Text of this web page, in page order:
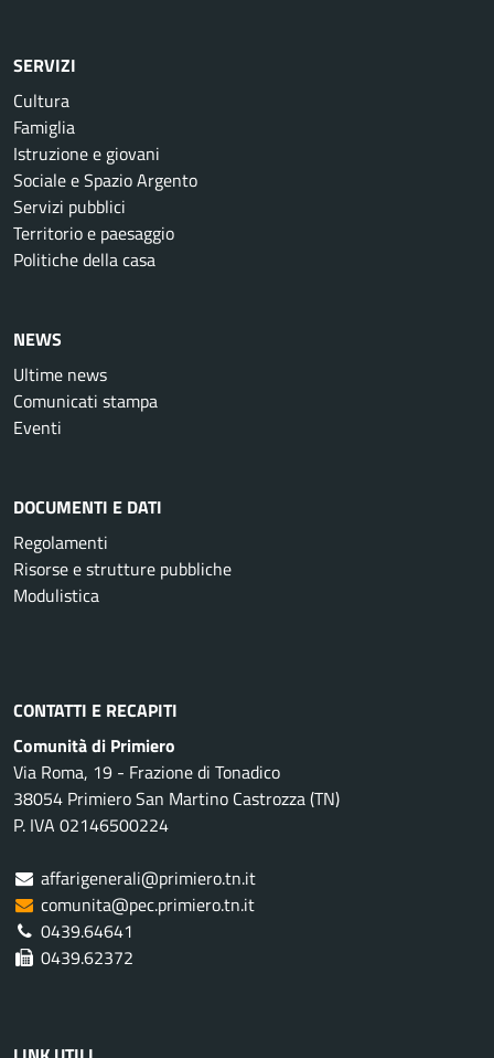
SERVIZI
Cultura
Famiglia
Istruzione e giovani
Sociale e Spazio Argento
Servizi pubblici
Territorio e paesaggio
Politiche della casa
NEWS
Ultime news
Comunicati stampa
Eventi
DOCUMENTI E DATI
Regolamenti
Risorse e strutture pubbliche
Modulistica
CONTATTI E RECAPITI
Comunità di Primiero
Via Roma, 19 - Frazione di Tonadico
38054 Primiero San Martino Castrozza (TN)
P. IVA 02146500224
affarigenerali@primiero.tn.it
comunita@pec.primiero.tn.it
0439.64641
0439.62372